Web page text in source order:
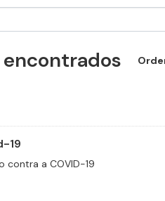
encontrados
19
contra a COVID-19